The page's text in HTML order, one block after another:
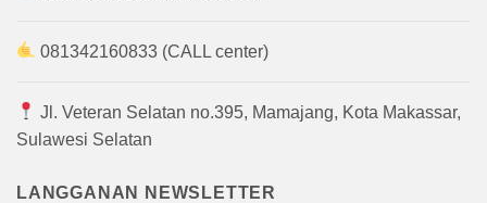
081342160833 (CALL center)
Jl. Veteran Selatan no.395, Mamajang, Kota Makassar,
Sulawesi Selatan
LANGGANAN NEWSLETTER